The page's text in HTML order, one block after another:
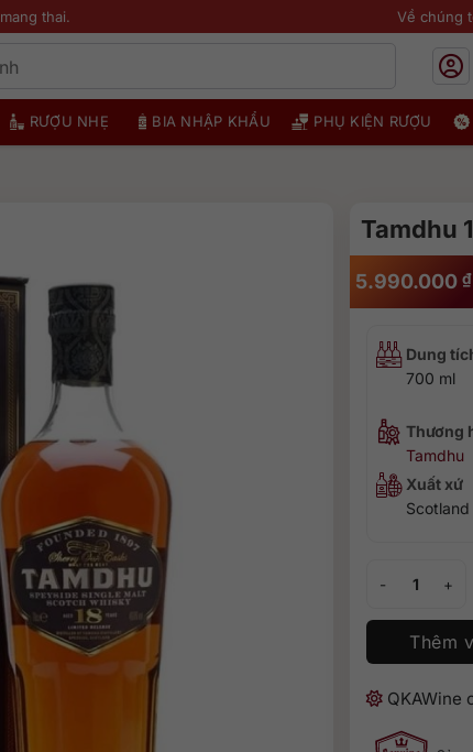
thai. Về chúng
RƯỢU NHẸ BIA NHẬP KHẨU PHỤ KIỆN RƯỢU
Tamdhu
5.990.000 ₫
Dung
700 ml
Thương
Tamdhu
Xuất xứ
Scotland
Thêm
QKAWine